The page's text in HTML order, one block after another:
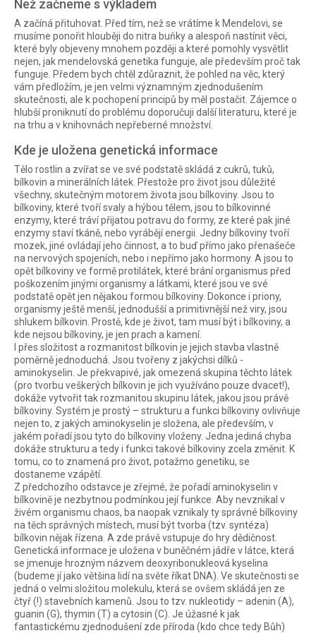
Než začneme s výkladem
A začíná přituhovat. Před tím, než se vrátíme k Mendelovi, se
musíme ponořit hlouběji do nitra buňky a alespoň nastínit věci,
které byly objeveny mnohem později a které pomohly vysvětlit
nejen, jak mendelovská genetika funguje, ale především proč tak
funguje. Předem bych chtěl zdůraznit, že pohled na věc, který
vám předložím, je jen velmi významným zjednodušením
skutečnosti, ale k pochopení principů by měl postačit. Zájemce o
hlubší proniknutí do problému doporučuji další literaturu, které je
na trhu a v knihovnách nepřeberné množství.
Kde je uložena genetická informace
Tělo rostlin a zvířat se ve své podstatě skládá z cukrů, tuků,
bílkovin a minerálních látek. Přestože pro život jsou důležité
všechny, skutečným motorem života jsou bílkoviny. Jsou to
bílkoviny, které tvoří svaly a hýbou tělem, jsou to bílkovinné
enzymy, které tráví přijatou potravu do formy, ze které pak jiné
enzymy staví tkáně, nebo vyrábějí energii. Jedny bílkoviny tvoří
mozek, jiné ovládají jeho činnost, a to buď přímo jako přenašeče
na nervových spojeních, nebo i nepřímo jako hormony. A jsou to
opět bílkoviny ve formě protilátek, které brání organismus před
poškozením jinými organismy a látkami, které jsou ve své
podstatě opět jen nějakou formou bílkoviny. Dokonce i priony,
organismy ještě menší, jednodušší a primitivnější než viry, jsou
shlukem bílkovin. Prostě, kde je život, tam musí být i bílkoviny, a
kde nejsou bílkoviny, je jen prach a kamení.
I přes složitost a rozmanitost bílkovin je jejich stavba vlastně
poměrně jednoduchá. Jsou tvořeny z jakýchsi dílků -
aminokyselin. Je překvapivé, jak omezená skupina těchto látek
(pro tvorbu veškerých bílkovin je jich využíváno pouze dvacet!),
dokáže vytvořit tak rozmanitou skupinu látek, jakou jsou právě
bílkoviny. Systém je prostý – strukturu a funkci bílkoviny ovlivňuje
nejen to, z jakých aminokyselin je složena, ale především, v
jakém pořadí jsou tyto do bílkoviny vloženy. Jedna jediná chyba
dokáže strukturu a tedy i funkci takové bílkoviny zcela změnit. K
tomu, co to znamená pro život, potažmo genetiku, se
dostaneme vzápětí.
Z předchozího odstavce je zřejmé, že pořadí aminokyselin v
bílkovině je nezbytnou podmínkou její funkce. Aby nevznikal v
živém organismu chaos, ba naopak vznikaly ty správné bílkoviny
na těch správných místech, musí být tvorba (tzv. syntéza)
bílkovin nějak řízena. A zde právě vstupuje do hry dědičnost.
Genetická informace je uložena v buněčném jádře v látce, která
se jmenuje hrozným názvem deoxyribonukleová kyselina
(budeme jí jako většina lidí na světe říkat DNA). Ve skutečnosti se
jedná o velmi složitou molekulu, která se ovšem skládá jen ze
čtyř (!) stavebních kamenů. Jsou to tzv. nukleotidy – adenin (A),
guanin (G), thymin (T) a cytosin (C). Je úžasné k jak
fantastickému zjednodušení zde příroda (kdo chce tedy Bůh)